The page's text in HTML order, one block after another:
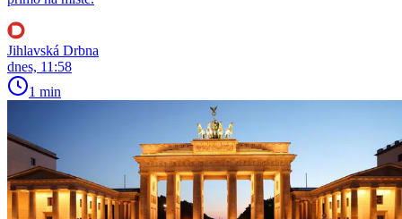
Jihlavská Drbna
dnes, 11:58
1 min